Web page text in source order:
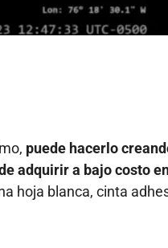
puede hacerlo
adquirir a bajo costo
hoja blanca, cinta